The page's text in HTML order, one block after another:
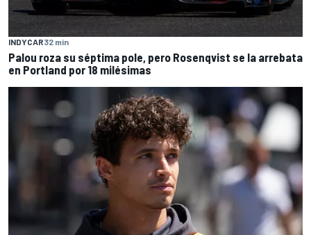
INDYCAR32 min
Palou roza su séptima pole, pero Rosenqvist se la arrebata
en Portland por 18 milésimas